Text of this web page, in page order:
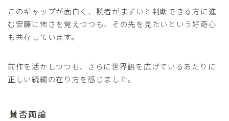
このギャップが面白く、読者がまずいと判断できる方に進
む安藤に怖さを覚えつつも、その先を見たいという好奇心
も共存しています。
前作を活かしつつも、さらに世界観を広げているあたりに
正しい続編の在り方を感じました。
賛否両論